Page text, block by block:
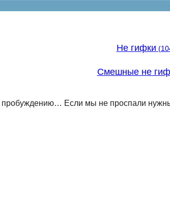
Не гифки
Смешные не
пробуждению… Если мы не проспали